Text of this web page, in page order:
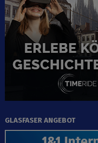
GLASFASER ANGEBOT